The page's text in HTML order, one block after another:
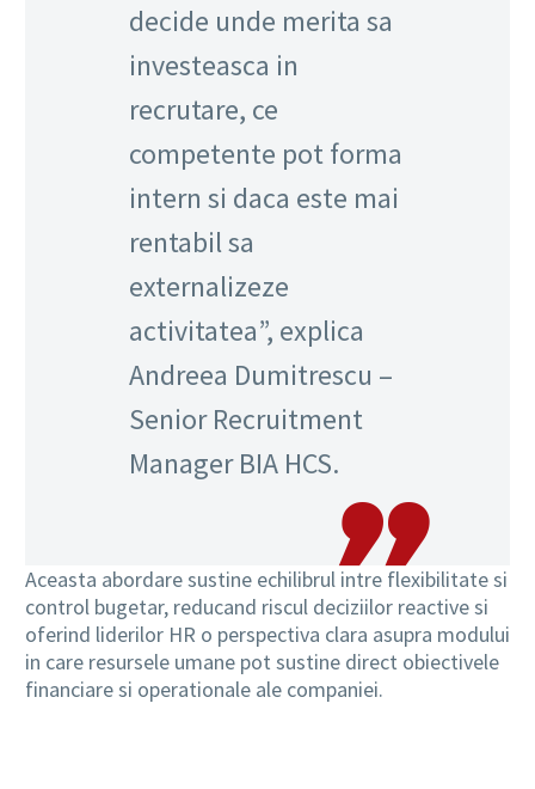
decide unde merita sa
investeasca in
recrutare, ce
competente pot forma
intern si daca este mai
rentabil sa
externalizeze
activitatea”, explica
Andreea Dumitrescu –
Senior Recruitment
Manager BIA HCS.
Aceasta abordare sustine echilibrul intre flexibilitate si
control bugetar, reducand riscul deciziilor reactive si
oferind liderilor HR o perspectiva clara asupra modului
in care resursele umane pot sustine direct obiectivele
financiare si operationale ale companiei.